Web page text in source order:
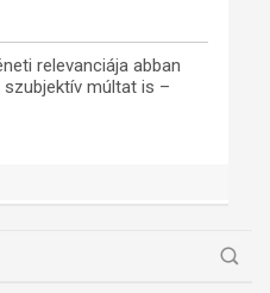
relevanciája abban
múltat is –